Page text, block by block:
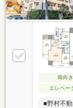
南向き
エレベー
■野村不